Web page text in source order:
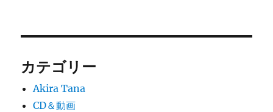
カテゴリー
Akira Tana
CD＆動画